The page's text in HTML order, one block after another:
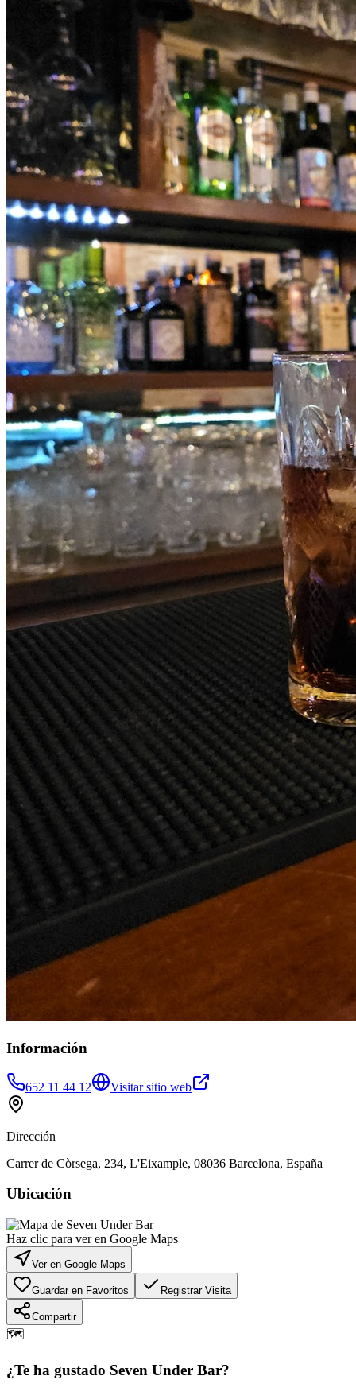
Información
652 11 44 12 Visitar sitio web
Dirección
Carrer de Còrsega, 234, L'Eixample, 08036 Barcelona, España
Ubicación
Haz clic para ver en Google Maps
Ver en Google Maps
Guardar en Favoritos Registrar Visita
Compartir
🗺️
¿Te ha gustado Seven Under Bar?